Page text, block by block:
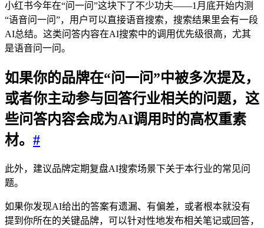
小红书今年在“问一问”这块下了不少功夫——1月底开始内测
“语音问一问”，用户可以直接语音搜索，搜索结果里会有一段
AI总结。这类问答内容在AI搜索中的调用优先级很高，尤其
是语音问一问。
如果你的品牌在“问一问”中被多次提及，
或者你主动参与回答行业相关的问题，这
些问答内容会成为AI调用时的高权重素
材。 #
此外，建议品牌定期复盘AI搜索场景下关于本行业的常见问
题。
如果你发现AI给出的答案有遗漏、有偏差，或者根本就没有
提到你所在的关键品牌，可以针对性地发布相关笔记或回答，